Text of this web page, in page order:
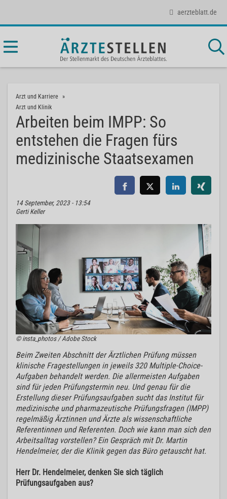
aerzteblatt.de
Arzt und Karriere
Arzt und Klinik
Arbeiten beim IMPP: So
entstehen die Fragen fürs
medizinische Staatsexamen
14 September, 2023 - 13:54
Gerti Keller
© insta_photos / Adobe Stock
Beim Zweiten Abschnitt der Ärztlichen Prüfung müssen
klinische Fragestellungen in jeweils 320 Multiple-Choice-
Aufgaben behandelt werden. Die allermeisten Aufgaben
sind für jeden Prüfungstermin neu. Und genau für die
Erstellung dieser Prüfungsaufgaben sucht das Institut für
medizinische und pharmazeutische Prüfungsfragen (IMPP)
regelmäßig Ärztinnen und Ärzte als wissenschaftliche
Referentinnen und Referenten. Doch wie kann man sich den
Arbeitsalltag vorstellen? Ein Gespräch mit Dr. Martin
Hendelmeier, der die Klinik gegen das Büro getauscht hat.
Herr Dr. Hendelmeier, denken Sie sich täglich
Prüfungsaufgaben aus?